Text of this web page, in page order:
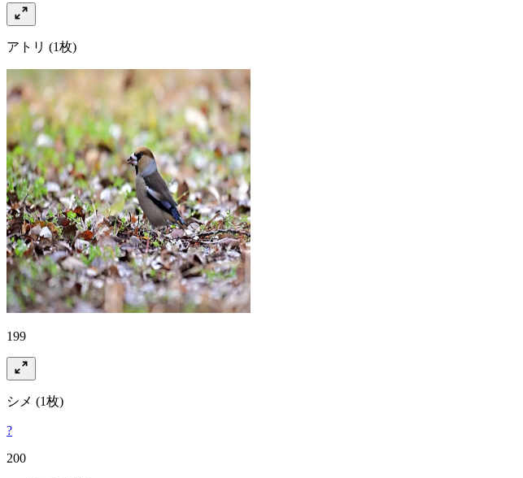
アトリ (1枚)
199
シメ (1枚)
?
200